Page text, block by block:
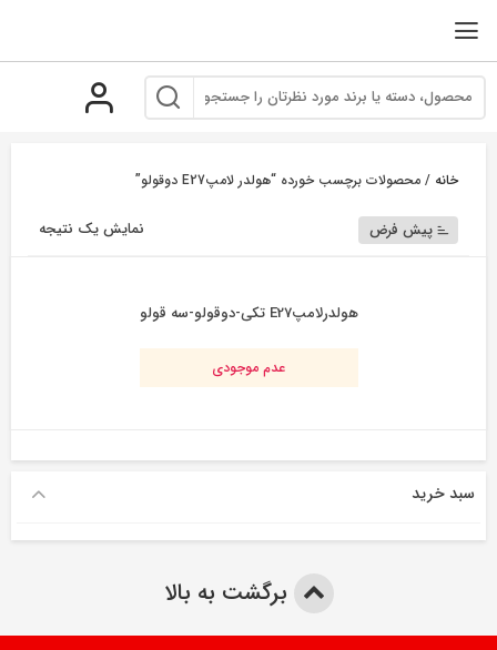
خانه / محصولات برچسب خورده “هولدر لامپE27 دوقولو”
نمایش یک نتیجه پیش فرض
هولدرلامپE27 تکی-دوقولو-سه قولو
عدم موجودی
سبد خرید
برگشت به بالا